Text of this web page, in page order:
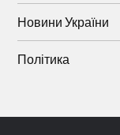
Новини України
Політика